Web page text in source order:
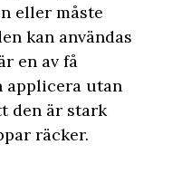
eller måste
kan användas
en av få
applicera utan
den är stark
räcker.